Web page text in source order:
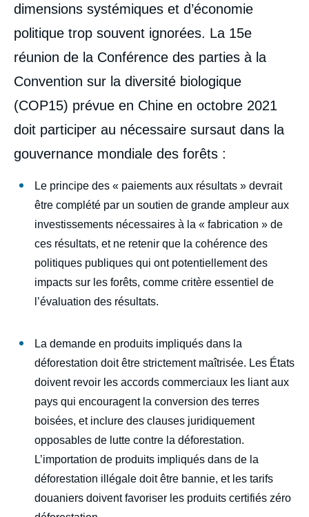
dimensions systémiques et d’économie
politique trop souvent ignorées. La 15e
réunion de la Conférence des parties à la
Convention sur la diversité biologique
(COP15) prévue en Chine en octobre 2021
doit participer au nécessaire sursaut dans la
gouvernance mondiale des forêts :
Le principe des « paiements aux résultats » devrait
être complété par un soutien de grande ampleur aux
investissements nécessaires à la « fabrication » de
ces résultats, et ne retenir que la cohérence des
politiques publiques qui ont potentiellement des
impacts sur les forêts, comme critère essentiel de
l’évaluation des résultats.
La demande en produits impliqués dans la
déforestation doit être strictement maîtrisée. Les États
doivent revoir les accords commerciaux les liant aux
pays qui encouragent la conversion des terres
boisées, et inclure des clauses juridiquement
opposables de lutte contre la déforestation.
L’importation de produits impliqués dans de la
déforestation illégale doit être bannie, et les tarifs
douaniers doivent favoriser les produits certifiés zéro
Image
la
Alain KARSENTY, « Géopolitique des forêts
du monde : quelles stratégies de lutte
contre la déforestation ? », Études, Ifri, 30
juin 2021.
Copier